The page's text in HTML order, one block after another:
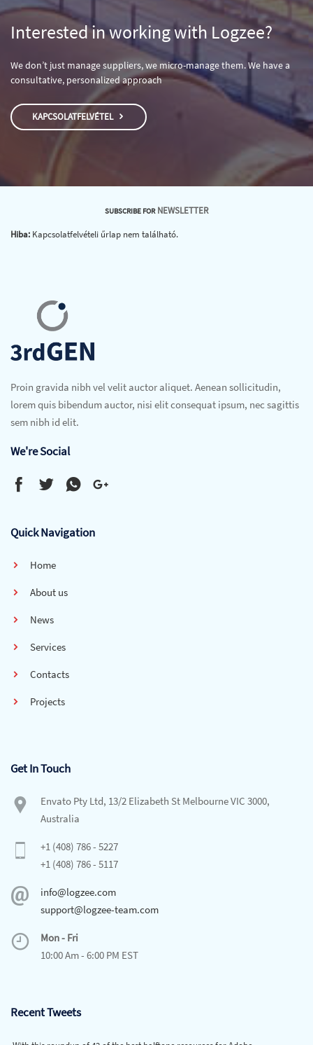
Interested in working with Logzee?
We don’t just manage suppliers, we micro-manage them. We have a
consultative, personalized approach
KAPCSOLATFELVÉTEL
SUBSCRIBE FORNEWSLETTER
Hiba: Kapcsolatfelvételi űrlap nem található.
Proin gravida nibh vel velit auctor aliquet. Aenean sollicitudin,
lorem quis bibendum auctor, nisi elit consequat ipsum, nec sagittis
sem nibh id elit.
We're Social
Quick Navigation
Home
About us
News
Services
Contacts
Projects
Get In Touch
Envato Pty Ltd, 13/2 Elizabeth St Melbourne VIC 3000,
Australia
+1 (408) 786 - 5227
+1 (408) 786 - 5117
info@logzee.com
support@logzee-team.com
Mon - Fri
10:00 Am - 6:00 PM EST
Recent Tweets